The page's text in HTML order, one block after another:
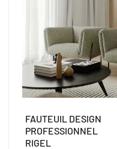
FAUTEUIL DESIGN
PROFESSIONNEL
RIGEL